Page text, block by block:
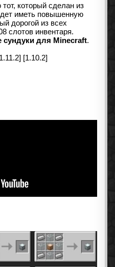
который сделан из
иметь повышенную
дорогой из всех
слотов инвентаря.
для Minecraft.